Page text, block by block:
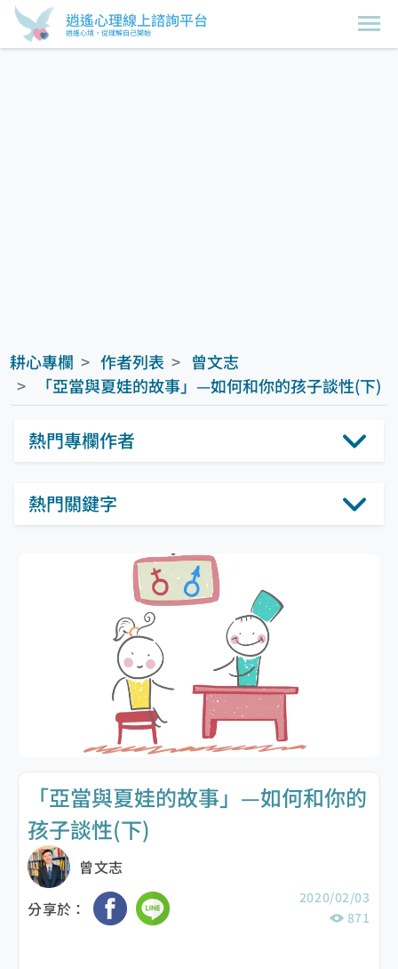
逍遙心理線上諮詢平台
逍遙心境，從理解自己開始
「亞當與夏娃的故事」—如何和你的
孩子談性(下)
曾文志
分享於：
2020/02/03
871
熱門關鍵字
熱門專欄作者
耕心專欄 作者列表
曾文志
「亞當與夏娃的故事」—如何和你的孩子談性(下)